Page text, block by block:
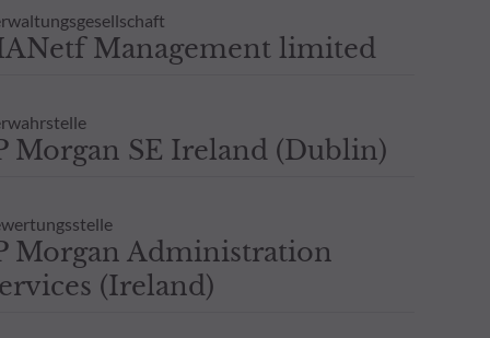
Management limited
Morgan SE Ireland (Dublin)
Morgan Administration
(Ireland)